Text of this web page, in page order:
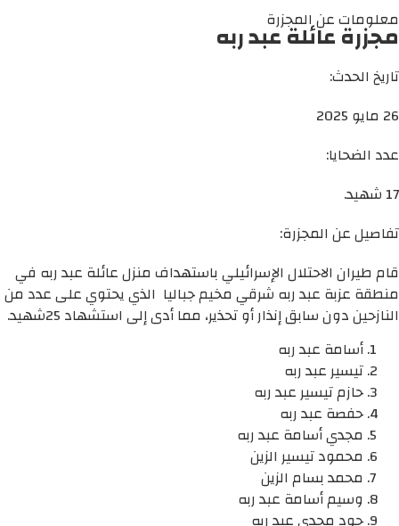
معلومات عن المجزرة
مجزرة عائلة عبد ربه
تاريخ الحدث:
26 مايو 2025
عدد الضحايا:
17 شهيد.
تفاصيل عن المجزرة:
قام طيران الاحتلال الإسرائيلي باستهداف منزل عائلة عبد ربه في
منطقة عزبة عبد ربه شرقي مخيم جباليا الذي يحتوي على عدد من
النازحين دون سابق إنذار أو تحذير، مما أدى إلى استشهاد 25شهيد.
أسامة عبد ربه
تيسير عبد ربه
حازم تيسير عبد ربه
حفصة عبد ربه
مجدي أسامة عبد ربه
محمود تيسير الزين
محمد بسام الزين
وسيم أسامة عبد ربه